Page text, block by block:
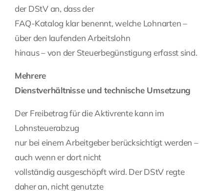
der DStV an, dass der
FAQ-Katalog klar benennt, welche Lohnarten –
über den laufenden Arbeitslohn
hinaus – von der Steuerbegünstigung erfasst sind.
Mehrere
Dienstverhältnisse und technische Umsetzung
Der Freibetrag für die Aktivrente kann im
Lohnsteuerabzug
nur bei einem Arbeitgeber berücksichtigt werden –
auch wenn er dort nicht
vollständig ausgeschöpft wird. Der DStV regte
daher an, nicht genutzte